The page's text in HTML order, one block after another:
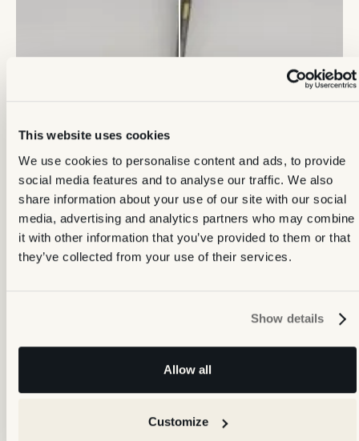
This website uses cookies
We use cookies to personalise content and ads, to provide
social media features and to analyse our traffic. We also
share information about your use of our site with our social
media, advertising and analytics partners who may combine
it with other information that you’ve provided to them or that
they’ve collected from your use of their services.
Show details
Allow all
Customize